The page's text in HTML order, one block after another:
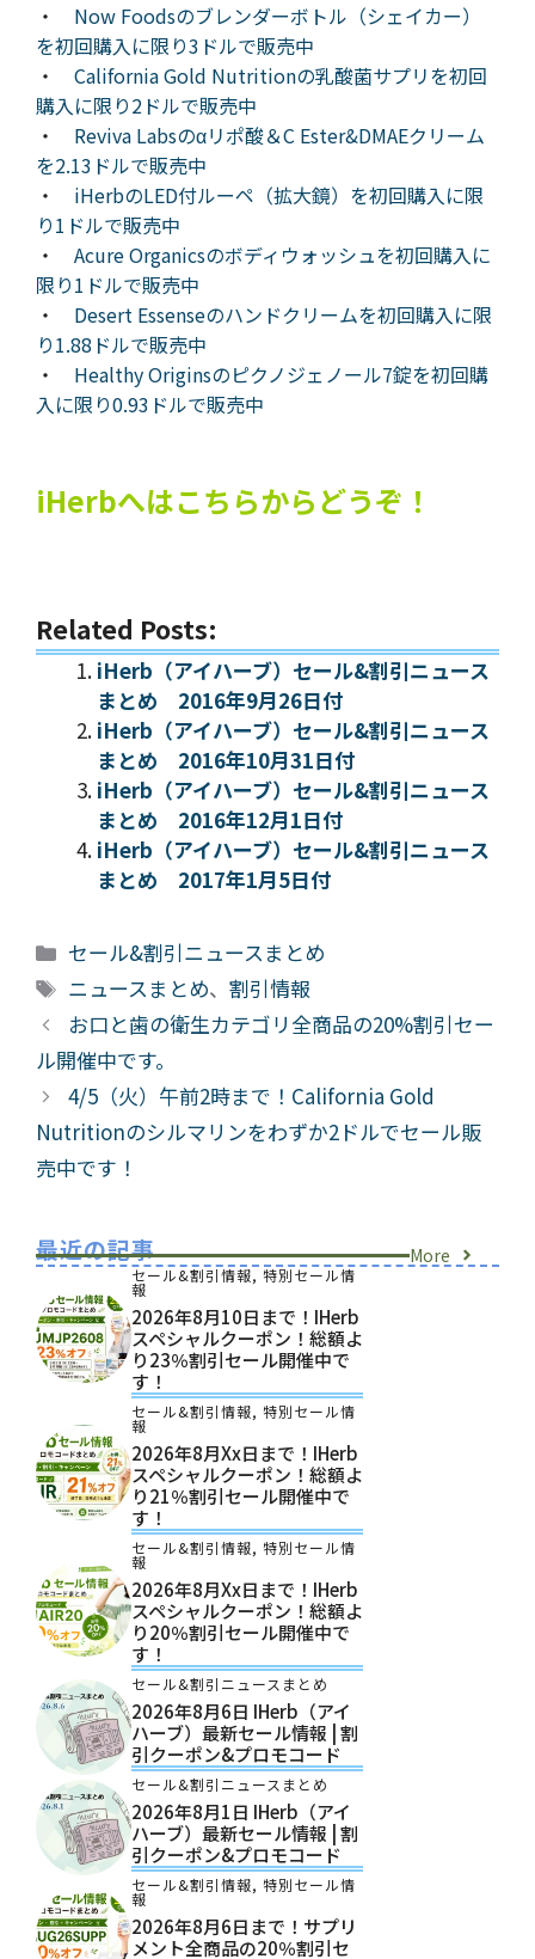
・ Now Foodsのブレンダーボトル（シェイカー）
を初回購入に限り3ドルで販売中
・ California Gold Nutritionの乳酸菌サプリを初回
購入に限り2ドルで販売中
・ Reviva Labsのαリポ酸＆C Ester&DMAEクリーム
を2.13ドルで販売中
・ iHerbのLED付ルーペ（拡大鏡）を初回購入に限
り1ドルで販売中
・ Acure Organicsのボディウォッシュを初回購入に
限り1ドルで販売中
・ Desert Essenseのハンドクリームを初回購入に限
り1.88ドルで販売中
・ Healthy Originsのピクノジェノール7錠を初回購
入に限り0.93ドルで販売中
iHerbへはこちらからどうぞ！
Related Posts:
iHerb（アイハーブ）セール&割引ニュース
まとめ 2016年9月26日付
iHerb（アイハーブ）セール&割引ニュース
まとめ 2016年10月31日付
iHerb（アイハーブ）セール&割引ニュース
まとめ 2016年12月1日付
iHerb（アイハーブ）セール&割引ニュース
まとめ 2017年1月5日付
カ
テ
リ
ー
セール&割引ニュースまとめ
タ
グ
ニュースまとめ、割引情報
お口と歯の衛生カテゴリ全商品の20%割引セー
ル開催中です。
4/5（火）午前2時まで！California Gold
Nutritionのシルマリンをわずか2ドルでセール販
売中です！
最近の記事 More
セール&割引情報, 特別セール情
報
2026年8月10日まで！iHerb
スペシャルクーポン！総額よ
り23％割引セール開催中で
す！
セール&割引情報, 特別セール情
報
2026年8月xx日まで！iHerb
スペシャルクーポン！総額よ
り21％割引セール開催中で
す！
セール&割引情報, 特別セール情
報
2026年8月xx日まで！iHerb
スペシャルクーポン！総額よ
り20％割引セール開催中で
す！
セール&割引ニュースまとめ
2026年8月6日 IHerb（アイ
ハーブ）最新セール情報 | 割
引クーポン&プロモコード
セール&割引ニュースまとめ
2026年8月1日 IHerb（アイ
ハーブ）最新セール情報 | 割
引クーポン&プロモコード
セール&割引情報, 特別セール情
報
2026年8月6日まで！サプリ
メント全商品の20％割引セ